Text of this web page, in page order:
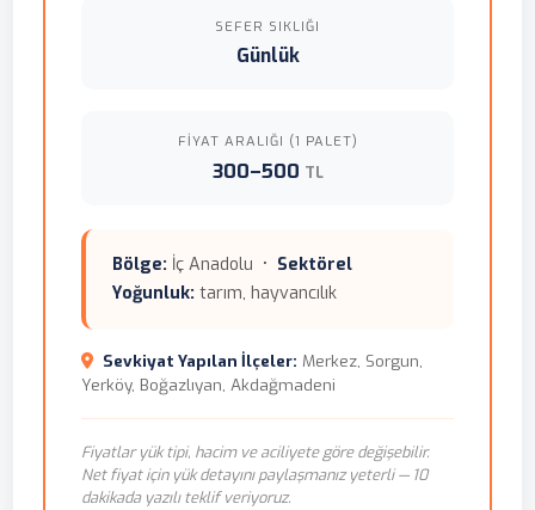
SEFER SIKLIĞI
Günlük
FIYAT ARALIĞI (1 PALET)
300–500 TL
Bölge: İç Anadolu • Sektörel
Yoğunluk: tarım, hayvancılık
Sevkiyat Yapılan İlçeler: Merkez, Sorgun,
Yerköy, Boğazlıyan, Akdağmadeni
Fiyatlar yük tipi, hacim ve aciliyete göre değişebilir.
Net fiyat için yük detayını paylaşmanız yeterli — 10
dakikada yazılı teklif veriyoruz.